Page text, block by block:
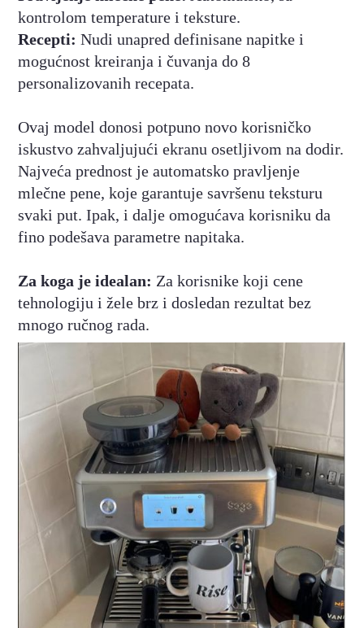
kontrolom temperature i teksture.
Recepti: Nudi unapred definisane napitke i
mogućnost kreiranja i čuvanja do 8
personalizovanih recepata.
Ovaj model donosi potpuno novo korisničko
iskustvo zahvaljujući ekranu osetljivom na dodir.
Najveća prednost je automatsko pravljenje
mlečne pene, koje garantuje savršenu teksturu
svaki put. Ipak, i dalje omogućava korisniku da
fino podešava parametre napitaka.
Za koga je idealan: Za korisnike koji cene
tehnologiju i žele brz i dosledan rezultat bez
mnogo ručnog rada.